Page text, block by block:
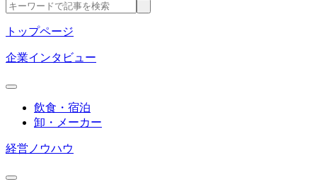
トップページ
企業インタビュー
飲食・宿泊
卸・メーカー
経営ノウハウ